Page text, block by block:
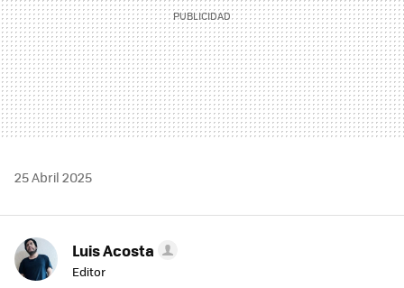
25 Abril 2025
Luis Acosta
Editor